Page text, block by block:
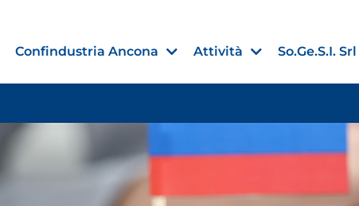
Confindustria Ancona Attività So.Ge.S.I. Srl
Finanza